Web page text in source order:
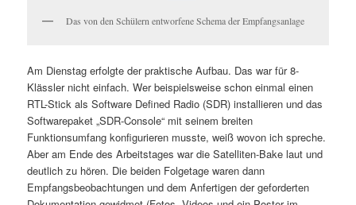
Das von den Schülern entworfene Schema der Empfangsanlage
Am Dienstag erfolgte der praktische Aufbau. Das war für 8-
Klässler nicht einfach. Wer beispielsweise schon einmal einen
RTL-Stick als Software Defined Radio (SDR) installieren und das
Softwarepaket „SDR-Console“ mit seinem breiten
Funktionsumfang konfigurieren musste, weiß wovon ich spreche.
Aber am Ende des Arbeitstages war die Satelliten-Bake laut und
deutlich zu hören. Die beiden Folgetage waren dann
Empfangsbeobachtungen und dem Anfertigen der geforderten